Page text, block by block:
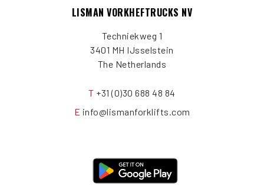
LISMAN VORKHEFTRUCKS NV
Techniekweg 1
3401 MH IJsselstein
The Netherlands
T +31 (0)30 688 48 84
E info@lismanforklifts.com